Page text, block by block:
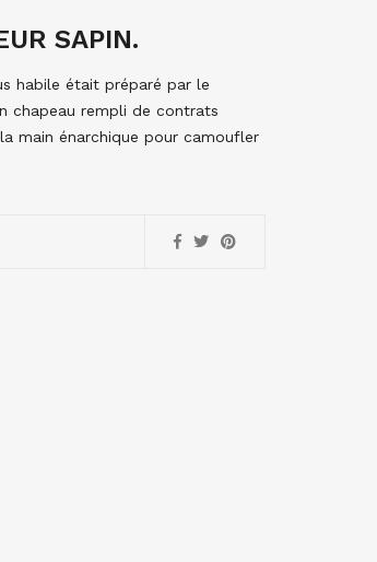
SAPIN.
habile était préparé par le
chapeau rempli de contrats
main énarchique pour camoufler